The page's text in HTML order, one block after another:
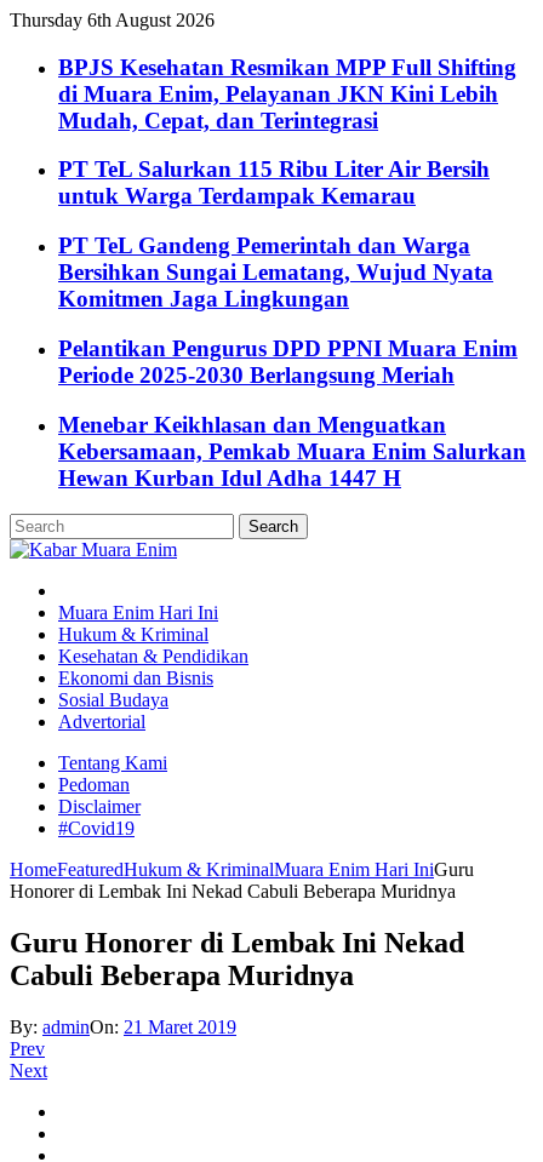
Thursday 6th August 2026
BPJS Kesehatan Resmikan MPP Full Shifting
di Muara Enim, Pelayanan JKN Kini Lebih
Mudah, Cepat, dan Terintegrasi
PT TeL Salurkan 115 Ribu Liter Air Bersih
untuk Warga Terdampak Kemarau
PT TeL Gandeng Pemerintah dan Warga
Bersihkan Sungai Lematang, Wujud Nyata
Komitmen Jaga Lingkungan
Pelantikan Pengurus DPD PPNI Muara Enim
Periode 2025-2030 Berlangsung Meriah
Menebar Keikhlasan dan Menguatkan
Kebersamaan, Pemkab Muara Enim Salurkan
Hewan Kurban Idul Adha 1447 H
Muara Enim Hari Ini
Hukum & Kriminal
Kesehatan & Pendidikan
Ekonomi dan Bisnis
Sosial Budaya
Advertorial
Tentang Kami
Pedoman
Disclaimer
#Covid19
HomeFeaturedHukum & KriminalMuara Enim Hari IniGuru
Honorer di Lembak Ini Nekad Cabuli Beberapa Muridnya
Guru Honorer di Lembak Ini Nekad
Cabuli Beberapa Muridnya
By: adminOn: 21 Maret 2019
Prev
Next